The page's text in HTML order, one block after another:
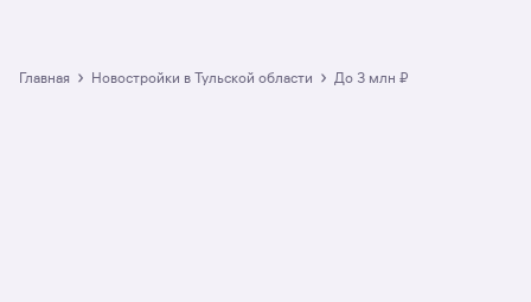
Главная › Новостройки в Тульской области › до 3 млн ₽